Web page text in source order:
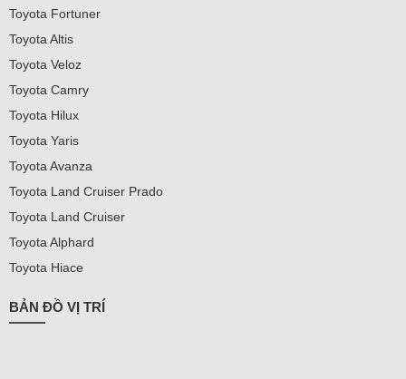
Toyota Fortuner
Toyota Altis
Toyota Veloz
Toyota Camry
Toyota Hilux
Toyota Yaris
Toyota Avanza
Toyota Land Cruiser Prado
Toyota Land Cruiser
Toyota Alphard
Toyota Hiace
BẢN ĐỒ VỊ TRÍ